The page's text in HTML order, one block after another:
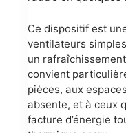
Ce dispositif est
ventilateurs
un
convient
pièces, aux
absente, et à ceux
facture d’énergie